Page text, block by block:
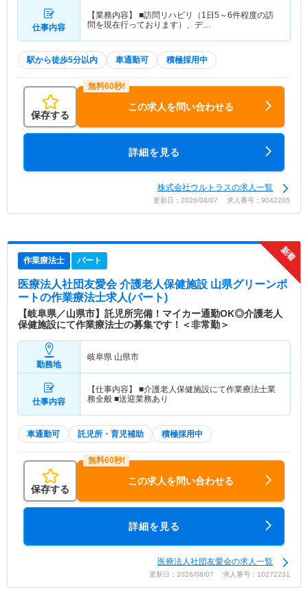
仕事内容
【業務内容】 ■訪問リハビリ（1日5～6件程度の訪
問を現在行っております）、デ…
駅から徒歩5分以内 車通勤可 積極採用中
保存する
この求人を問い合わせる
詳細を見る
株式会社ウルトラスの求人一覧
更新日：2026/08/07 求人番号：9042205
作業療法士 パート
医療法人社団友愛会 介護老人保健施設 山県グリーンポ
ートの作業療法士求人(パート)
【岐阜県／山県市】託児所完備！マイカー通勤OK◎介護老人
保健施設にて作業療法士の募集です！＜非常勤＞
勤務地
岐阜県 山県市
仕事内容
【仕事内容】 ■介護老人保健施設にて作業療法士業
務全般 ■送迎業務あり
車通勤可 託児所・育児補助 積極採用中
保存する
この求人を問い合わせる
詳細を見る
医療法人社団友愛会の求人一覧
更新日：2026/08/07 求人番号：10272231